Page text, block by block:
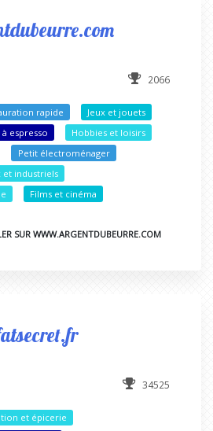
2066
rapide
Jeux et jouets
espresso
Hobbies et loisirs
Petit électroménager
et industriels
Films et cinéma
SUR WWW.ARGENTDUBEURRE.COM
34525
et épicerie